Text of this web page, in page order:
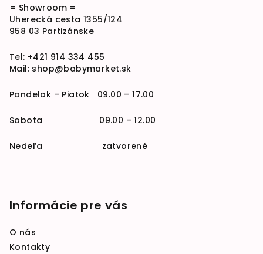
= Showroom =
Uherecká cesta 1355/124
958 03 Partizánske
Tel: +421 914 334 455
Mail: shop@babymarket.sk
Pondelok – Piatok 09.00 – 17.00
Sobota 09.00 – 12.00
Nedeľa zatvorené
Informácie pre vás
O nás
Kontakty